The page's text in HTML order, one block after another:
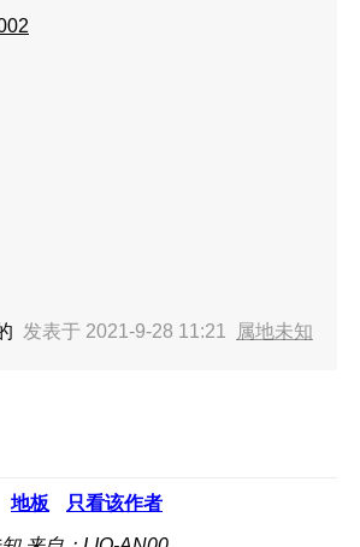
发表于 2021-9-28 11:21 属地未知
地板 只看该作者